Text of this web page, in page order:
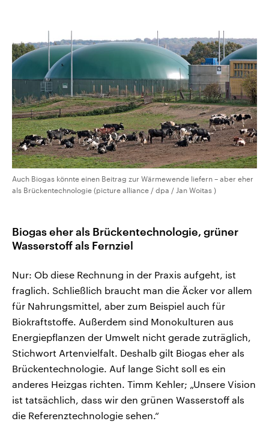
Auch Biogas könnte einen Beitrag zur Wärmewende liefern – aber eher
als Brückentechnologie (picture alliance / dpa / Jan Woitas )
Biogas eher als Brückentechnologie, grüner
Wasserstoff als Fernziel
Nur: Ob diese Rechnung in der Praxis aufgeht, ist
fraglich. Schließlich braucht man die Äcker vor allem
für Nahrungsmittel, aber zum Beispiel auch für
Biokraftstoffe. Außerdem sind Monokulturen aus
Energiepflanzen der Umwelt nicht gerade zuträglich,
Stichwort Artenvielfalt. Deshalb gilt Biogas eher als
Brückentechnologie. Auf lange Sicht soll es ein
anderes Heizgas richten. Timm Kehler; „Unsere Vision
ist tatsächlich, dass wir den grünen Wasserstoff als
die Referenztechnologie sehen.“